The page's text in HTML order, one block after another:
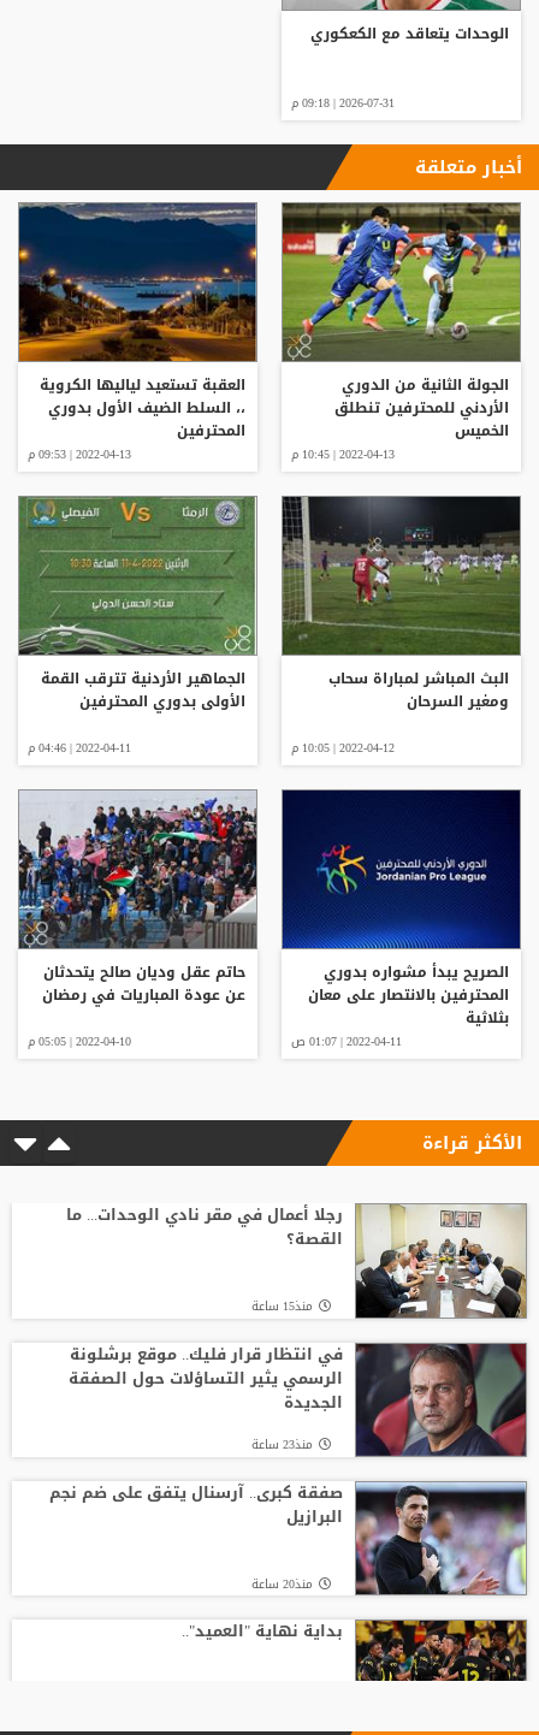
الوحدات يتعاقد مع الكعكوري
2026-07-31 | 09:18 م
أخبار متعلقة
الجولة الثانية من الدوري
الأردني للمحترفين تنطلق
الخميس
2022-04-13 | 10:45 م
العقبة تستعيد لياليها الكروية
،، السلط الضيف الأول بدوري
المحترفين
2022-04-13 | 09:53 م
البث المباشر لمباراة سحاب
ومغير السرحان
2022-04-12 | 10:05 م
الجماهير الأردنية تترقب القمة
الأولى بدوري المحترفين
2022-04-11 | 04:46 م
الصريح يبدأ مشواره بدوري
المحترفين بالانتصار على معان
بثلاثية
2022-04-11 | 01:07 ص
حاتم عقل وديان صالح يتحدثان
عن عودة المباريات في رمضان
2022-04-10 | 05:05 م
الأكثر قراءة
رجلا أعمال في مقر نادي الوحدات... ما
القصة؟
منذ15 ساعة
في انتظار قرار فليك.. موقع برشلونة
الرسمي يثير التساؤلات حول الصفقة
الجديدة
منذ23 ساعة
صفقة كبرى.. آرسنال يتفق على ضم نجم
البرازيل
منذ20 ساعة
بداية نهاية "العميد"..